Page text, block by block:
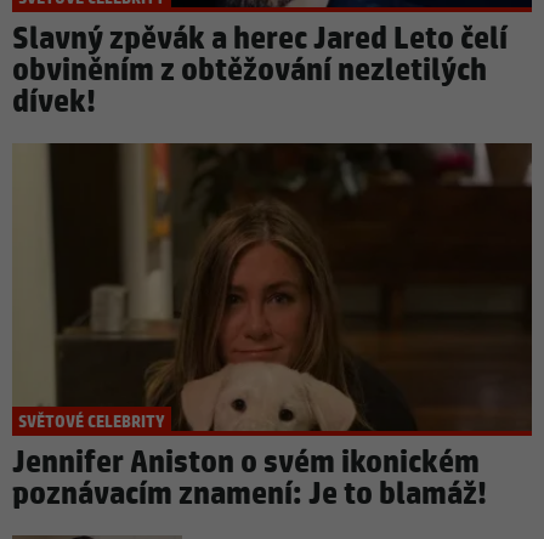
Slavný zpěvák a herec Jared Leto čelí
obviněním z obtěžování nezletilých
dívek!
SVĚTOVÉ CELEBRITY
Jennifer Aniston o svém ikonickém
poznávacím znamení: Je to blamáž!